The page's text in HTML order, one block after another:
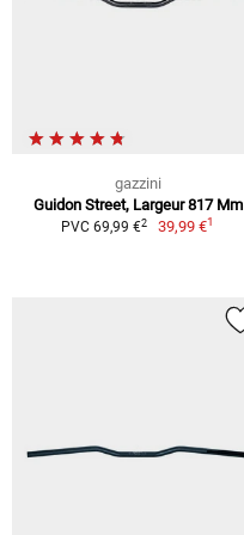
gazzini
Guidon Street, Largeur 817 Mm
PVC 69,99 €2 39,99 €1